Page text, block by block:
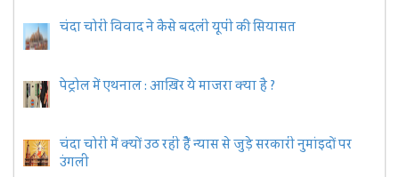
चंदा चोरी विवाद ने कैसे बदली यूपी की सियासत
पेट्रोल में एथनाल : आख़िर ये माजरा क्या है ?
चंदा चोरी में क्यों उठ रही हैैं न्यास से जुड़े सरकारी नुमांइदों पर
उंगली